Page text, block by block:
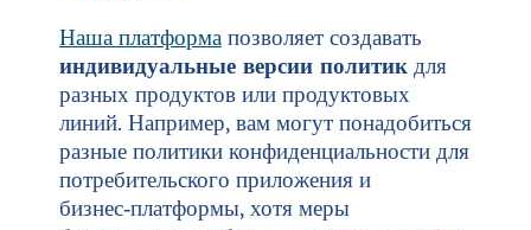
Наша платформа позволяет создавать
индивидуальные версии политик для
разных продуктов или продуктовых
линий. Например, вам могут понадобиться
разные политики конфиденциальности для
потребительского приложения и
бизнес‑платформы, хотя меры